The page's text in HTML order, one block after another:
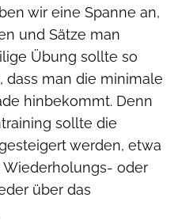
wir eine Spanne an,
und Sätze man
Übung sollte so
man die minimale
hinbekommt. Denn
sollte die
werden, etwa
oder
über das